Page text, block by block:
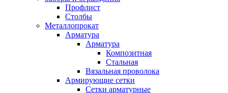
Профлист
Столбы
Металлопрокат
Арматура
Арматура
Композитная
Стальная
Вязальная проволока
Армирующие сетки
Сетки арматурные